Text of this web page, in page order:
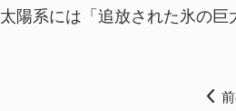
太陽系には「追放された氷の